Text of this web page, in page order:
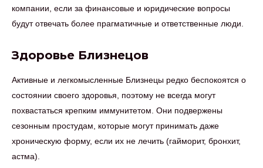
компании, если за финансовые и юридические вопросы
будут отвечать более прагматичные и ответственные люди.
Здоровье Близнецов
Активные и легкомысленные Близнецы редко беспокоятся о
состоянии своего здоровья, поэтому не всегда могут
похвастаться крепким иммунитетом. Они подвержены
сезонным простудам, которые могут принимать даже
хроническую форму, если их не лечить (гайморит, бронхит,
астма).